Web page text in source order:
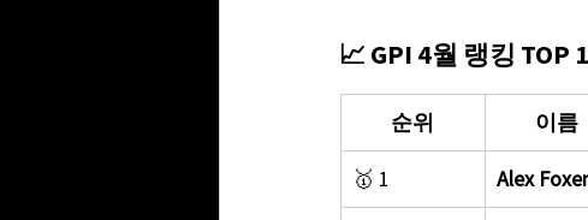
📈 GPI 4월 랭킹 TOP
순위 이름
🥇 1 Alex